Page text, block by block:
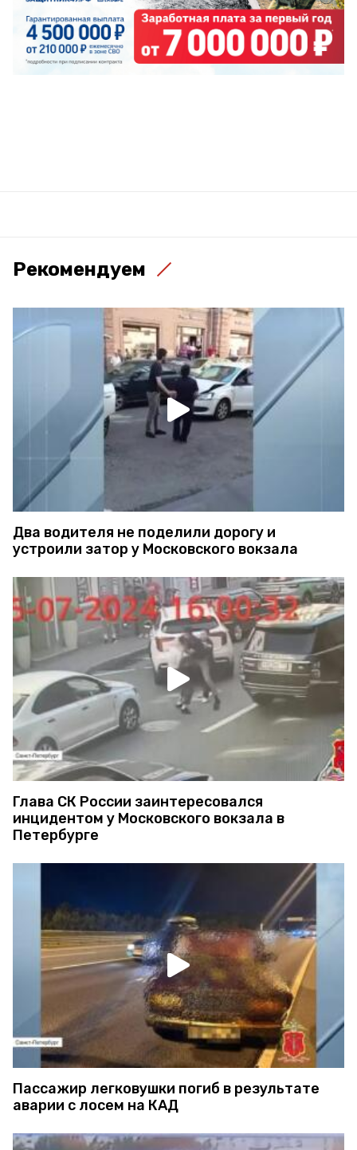
Рекомендуем
Два водителя не поделили дорогу и
устроили затор у Московского вокзала
Глава СК России заинтересовался
инцидентом у Московского вокзала в
Петербурге
Пассажир легковушки погиб в результате
аварии с лосем на КАД